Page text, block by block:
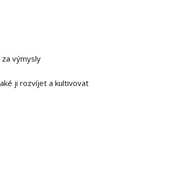
výmysly
ji rozvíjet a kultivovat